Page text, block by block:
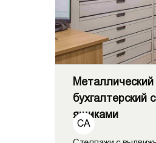
бухгалтерский
ящиками
СА